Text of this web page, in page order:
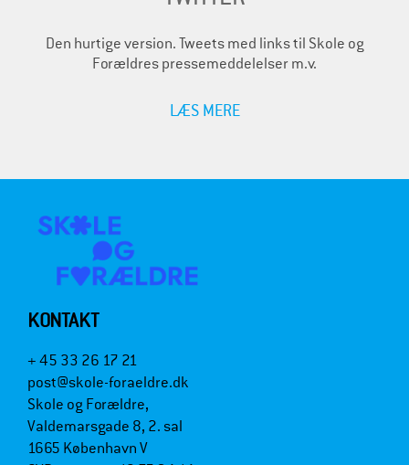
Den hurtige version. Tweets med links til Skole og
Forældres pressemeddelelser m.v.
LÆS MERE
KONTAKT
+ 45 33 26 17 21
post@skole-foraeldre.dk
Skole og Forældre,
Valdemarsgade 8, 2. sal
1665 København V